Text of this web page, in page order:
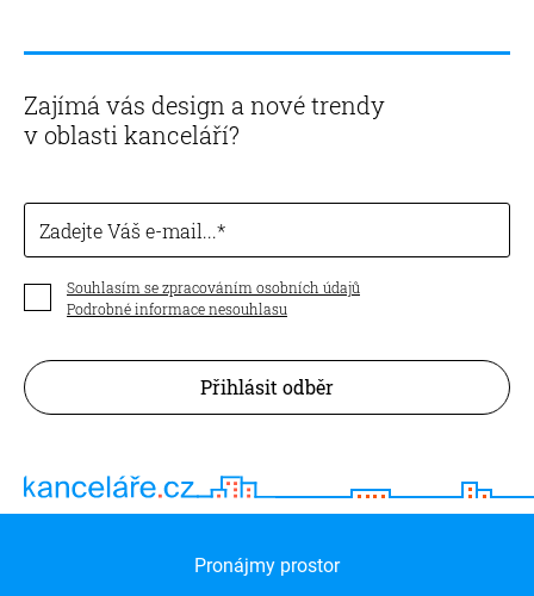
Zajímá vás design a nové trendy
v oblasti kanceláří?
Zadejte Váš e-mail...
Souhlasím se zpracováním osobních údajů
Podrobné informace nesouhlasu
Přihlásit odběr
Pronájmy prostor